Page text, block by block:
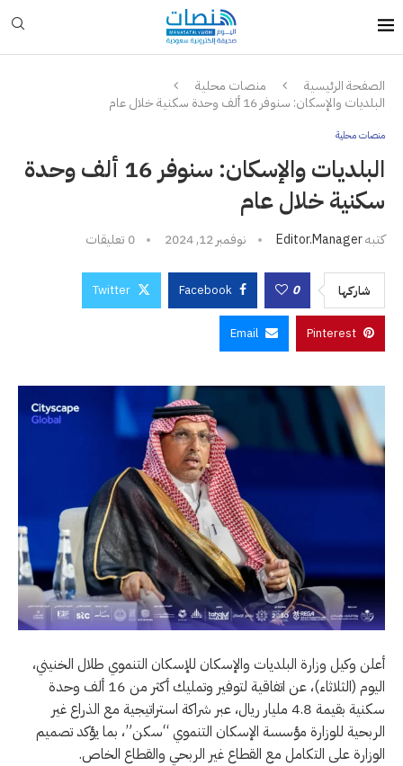
الصفحة الرئيسية
منصات محلية
البلديات والإسكان: سنوفر 16 ألف وحدة سكنية خلال عام
منصات محلية
البلديات والإسكان: سنوفر 16 ألف وحدة
سكنية خلال عام
كتبهEditor.manager نوفمبر 12, 2024 0 تعليقات
شاركها 0
Facebook
Twitter
Pinterest
Email
أعلن وكيل وزارة البلديات والإسكان للإسكان التنموي طلال الخنيني،
اليوم (الثلاثاء)، عن اتفاقية لتوفير وتمليك أكثر من 16 ألف وحدة
سكنية بقيمة 4.8 مليار ريال، عبر شراكة استراتيجية مع الذراع غير
الربحية للوزارة مؤسسة الإسكان التنموي “سكن”، بما يؤكد تصميم
الوزارة على التكامل مع القطاع غير الربحي والقطاع الخاص.